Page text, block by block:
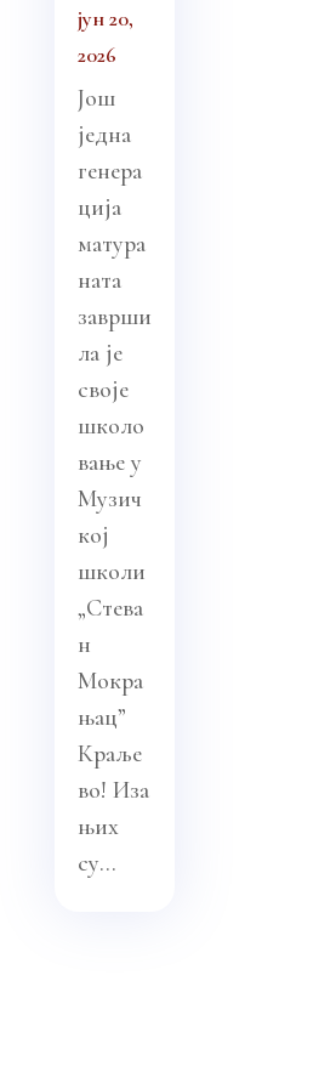
јун 20,
2026
Још
једна
генера
ција
матура
ната
заврши
ла је
своје
школо
вање у
Музич
кој
школи
„Стева
н
Мокра
њац”
Краље
во! Иза
њих
су...